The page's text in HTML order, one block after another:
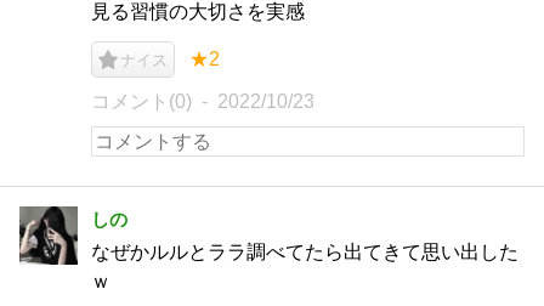
見る習慣の大切さを実感
ナイス ★2
コメント(0) 2022/10/23
しの
なぜかルルとララ調べてたら出てきて思い出した
ｗ